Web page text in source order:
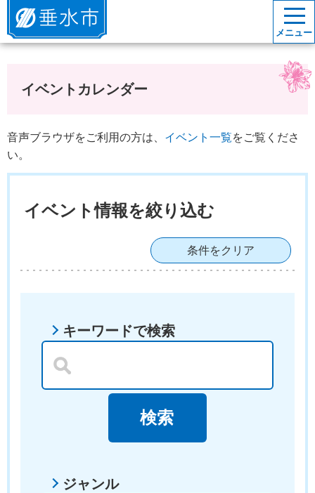
垂水市
メニュー
イベントカレンダー
音声ブラウザをご利用の方は、 イベント一覧をご覧くださ
い。
イベント情報を絞り込む
条件をクリア
キーワードで検索
ジャンル